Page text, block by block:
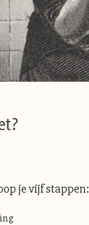
je vijf stappen: